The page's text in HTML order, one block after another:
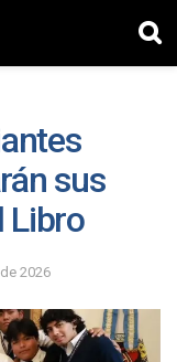
sus
Libro
2026